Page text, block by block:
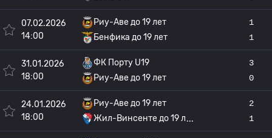
07.02.2026
14:00
Риу-Аве до 19 лет
Бенфика до 19 лет
1
1
31.01.2026
18:00
ФК Порту U19
Риу-Аве до 19 лет
3
0
24.01.2026
18:00
Риу-Аве до 19 лет
Жил-Винсенте до 19 л
2
1